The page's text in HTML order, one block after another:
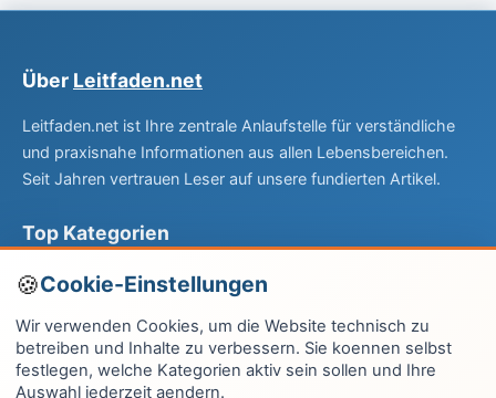
Über Leitfaden.net
Leitfaden.net ist Ihre zentrale Anlaufstelle für verständliche
und praxisnahe Informationen aus allen Lebensbereichen.
Seit Jahren vertrauen Leser auf unsere fundierten Artikel.
Top Kategorien
Computer & EDV
Haus & Garten
Fitness & Gesundheit
Cookie-Einstellungen
Wir verwenden Cookies, um die Website technisch zu
betreiben und Inhalte zu verbessern. Sie koennen selbst
festlegen, welche Kategorien aktiv sein sollen und Ihre
Auswahl jederzeit aendern.